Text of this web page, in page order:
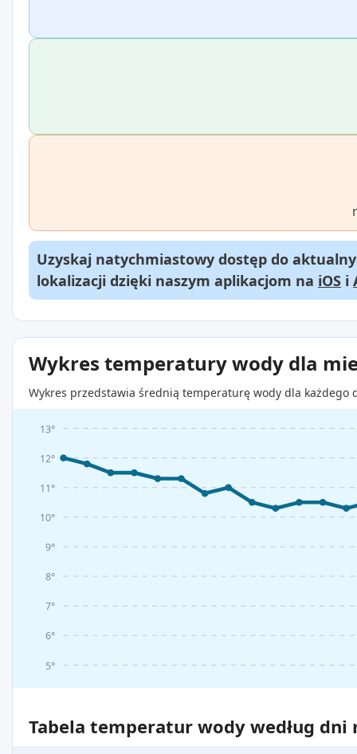
Uzyskaj natychmiastowy dostęp do
lokalizacji dzięki naszym aplikacjom na iOS i
Wykres temperatury wody dla
Wykres przedstawia średnią temperaturę wody dla
5°
6°
7°
8°
9°
10°
11°
12°
13°
Tabela temperatur wody według dni